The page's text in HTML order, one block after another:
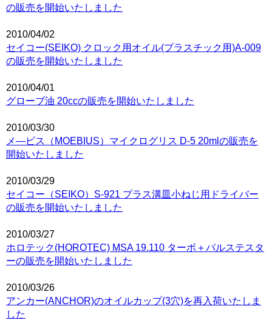
の販売を開始いたしました
2010/04/02
セイコー(SEIKO) クロック用オイル(プラスチック用)A-009
の販売を開始いたしました
2010/04/01
グローブ油 20ccの販売を開始いたしました
2010/03/30
メ―ビス（MOEBIUS）マイクログリス D-5 20mlの販売を
開始いたしました
2010/03/29
セイコー（SEIKO）S-921 プラス溝皿小ねじ用ドライバー
の販売を開始いたしました
2010/03/27
ホロテック(HOROTEC) MSA 19.110 ターボ＋パルステスタ
ーの販売を開始いたしました
2010/03/26
アンカー(ANCHOR)のオイルカップ(3穴)を再入荷いたしま
した